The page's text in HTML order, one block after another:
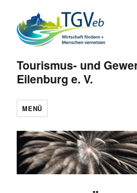
Tourismus- und
Eilenburg e. V.
MENÜ